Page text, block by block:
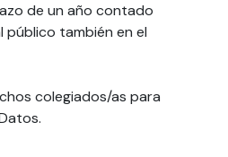
de un año contado
también en el
colegiados/as para